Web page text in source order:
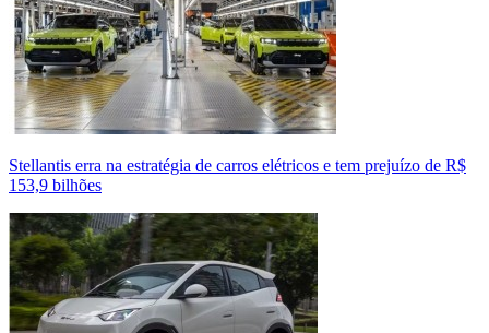
Stellantis erra na estratégia de carros elétricos e tem prejuízo de R$
153,9 bilhões